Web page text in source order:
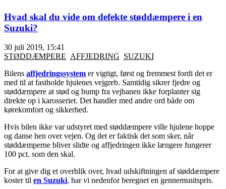
Hvad skal du vide om defekte støddæmpere i en
Suzuki?
30 juli 2019, 15:41
STØDDÆMPERE AFFJEDRING SUZUKI
Bilens affjedringssystem er vigtigt, først og fremmest fordi det er
med til at fastholde hjulenes vejgreb. Samtidig sikrer fjedre og
støddæmpere at stød og bump fra vejbanen ikke forplanter sig
direkte op i karosseriet. Det handler med andre ord både om
kørekomfort og sikkerhed.
Hvis bilen ikke var udstyret med støddæmpere ville hjulene hoppe
og danse hen over vejen. Og det er faktisk det som sker, når
støddæmperne bliver slidte og affjedringen ikke længere fungerer
100 pct. som den skal.
For at give dig et overblik over, hvad udskiftningen af støddæmpere
koster til en Suzuki, har vi nedenfor beregnet en gennemsnitspris.